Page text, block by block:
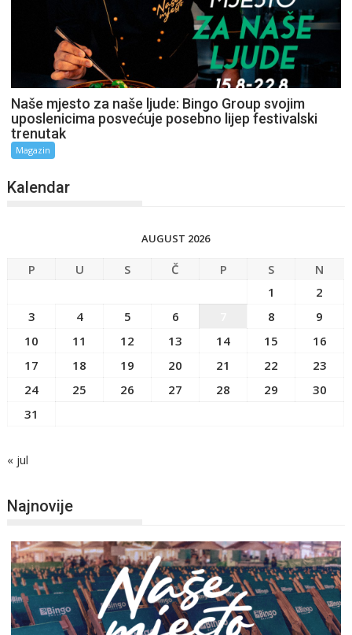
Naše mjesto za naše ljude: Bingo Group svojim
uposlenicima posvećuje posebno lijep festivalski
trenutak
Magazin
Kalendar
AUGUST 2026
P U S Č P S
N
1
2
3
4 5 6 8
9
10
11 12 13 14 15
16
17
18 19 20 21 22
23
24
25 26 27 28 29
30
31
« jul
Najnovije